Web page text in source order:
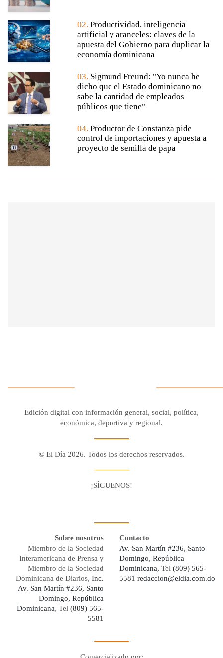
02. Productividad, inteligencia
artificial y aranceles: claves de la
apuesta del Gobierno para duplicar la
economía dominicana
03. Sigmund Freund: "Yo nunca he
dicho que el Estado dominicano no
sabe la cantidad de empleados
públicos que tiene"
04. Productor de Constanza pide
control de importaciones y apuesta a
proyecto de semilla de papa
Edición digital con información general, social, política,
económica, deportiva y regional.
© El Día 2026. Todos los derechos reservados.
¡SÍGUENOS!
Sobre nosotros
Miembro de la Sociedad
Interamericana de Prensa y
Miembro de la Sociedad
Dominicana de Diarios, Inc.
Av. San Martín #236, Santo
Domingo, República
Dominicana, Tel (809) 565-
5581
Contacto
Av. San Martín #236, Santo
Domingo, República
Dominicana, Tel (809) 565-
5581 redaccion@eldia.com.do